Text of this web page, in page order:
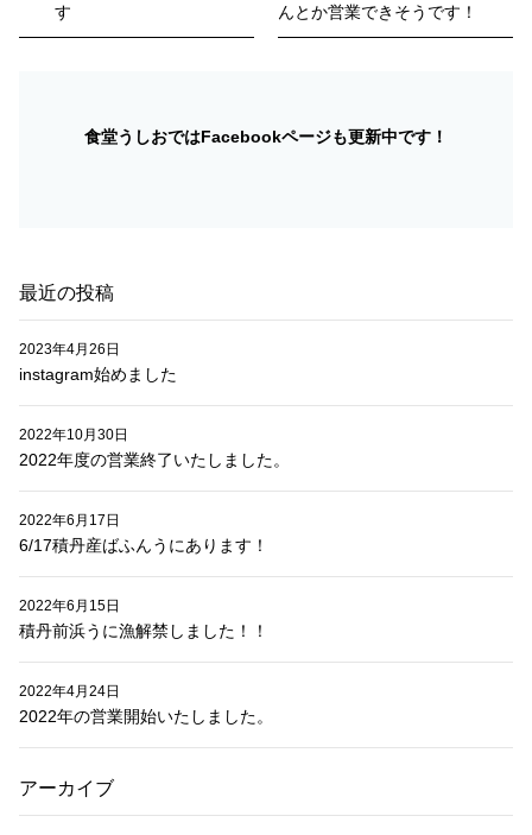
ビ
す
んとか営業できそうです！
食堂うしおではFacebookページも更新中です！
最近の投稿
instagram始めました
2023年4月26日
2022年度の営業終了いたしました。
2022年10月30日
6/17積丹産ばふんうにあります！
2022年6月17日
積丹前浜うに漁解禁しました！！
2022年6月15日
2022年の営業開始いたしました。
2022年4月24日
アーカイブ